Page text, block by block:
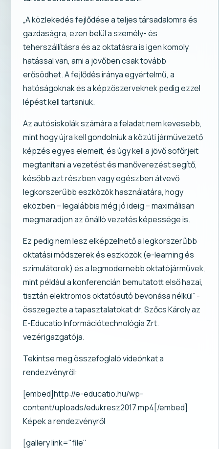
„A közlekedés fejlődése a teljes társadalomra és
gazdaságra, ezen belül a személy- és
teherszállításra és az oktatásra is igen komoly
hatással van, ami a jövőben csak tovább
erősödhet. A fejlődés iránya egyértelmű, a
hatóságoknak és a képzőszerveknek pedig ezzel
lépést kell tartaniuk.
Az autósiskolák számára a feladat nem kevesebb,
mint hogy újra kell gondolniuk a közúti járművezető
képzés egyes elemeit, és úgy kell a jövő sofőrjeit
megtanítani a vezetést és manőverezést segítő,
később azt részben vagy egészben átvevő
legkorszerűbb eszközök használatára, hogy
eközben – legalábbis még jó ideig – maximálisan
megmaradjon az önálló vezetés képessége is.
Ez pedig nem lesz elképzelhető a legkorszerűbb
oktatási módszerek és eszközök (e-learning és
szimulátorok) és a legmodernebb oktatójárművek,
mint például a konferencián bemutatott első hazai,
tisztán elektromos oktatóautó bevonása nélkül” -
összegezte a tapasztalatokat dr. Szőcs Károly az
E-Educatio Információtechnológia Zrt.
vezérigazgatója.
Tekintse meg összefoglaló videónkat a
rendezvényről:
[embed]http://e-educatio.hu/wp-
content/uploads/edukresz2017.mp4[/embed]
Képek a rendezvényről
[gallery link="file"